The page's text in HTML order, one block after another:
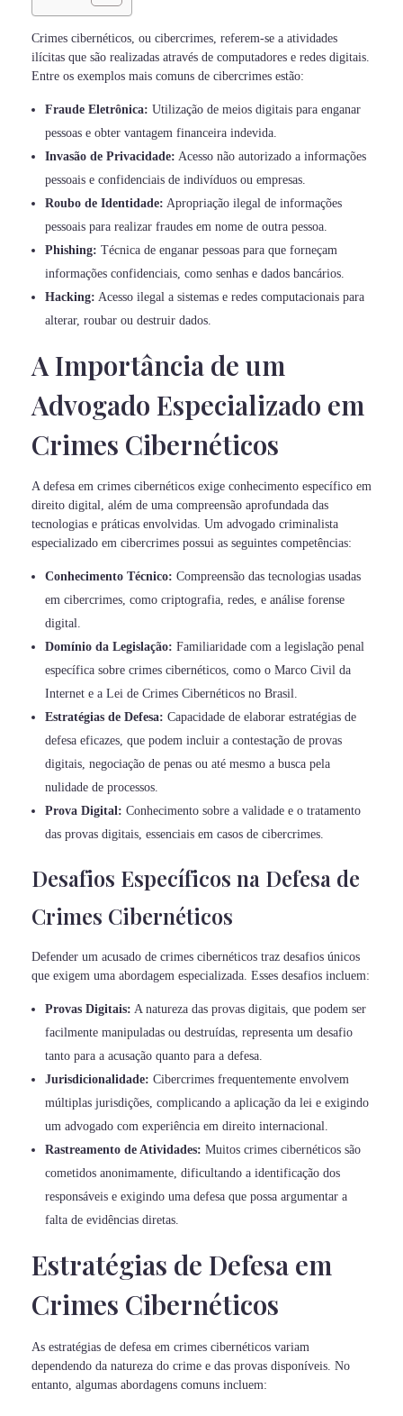
Crimes cibernéticos, ou cibercrimes, referem-se a atividades
ilícitas que são realizadas através de computadores e redes digitais.
Entre os exemplos mais comuns de cibercrimes estão:
Fraude Eletrônica: Utilização de meios digitais para enganar
pessoas e obter vantagem financeira indevida.
Invasão de Privacidade: Acesso não autorizado a informações
pessoais e confidenciais de indivíduos ou empresas.
Roubo de Identidade: Apropriação ilegal de informações
pessoais para realizar fraudes em nome de outra pessoa.
Phishing: Técnica de enganar pessoas para que forneçam
informações confidenciais, como senhas e dados bancários.
Hacking: Acesso ilegal a sistemas e redes computacionais para
alterar, roubar ou destruir dados.
A Importância de um
Advogado Especializado em
Crimes Cibernéticos
A defesa em crimes cibernéticos exige conhecimento específico em
direito digital, além de uma compreensão aprofundada das
tecnologias e práticas envolvidas. Um advogado criminalista
especializado em cibercrimes possui as seguintes competências:
Conhecimento Técnico: Compreensão das tecnologias usadas
em cibercrimes, como criptografia, redes, e análise forense
digital.
Domínio da Legislação: Familiaridade com a legislação penal
específica sobre crimes cibernéticos, como o Marco Civil da
Internet e a Lei de Crimes Cibernéticos no Brasil.
Estratégias de Defesa: Capacidade de elaborar estratégias de
defesa eficazes, que podem incluir a contestação de provas
digitais, negociação de penas ou até mesmo a busca pela
nulidade de processos.
Prova Digital: Conhecimento sobre a validade e o tratamento
das provas digitais, essenciais em casos de cibercrimes.
Desafios Específicos na Defesa de
Crimes Cibernéticos
Defender um acusado de crimes cibernéticos traz desafios únicos
que exigem uma abordagem especializada. Esses desafios incluem:
Provas Digitais: A natureza das provas digitais, que podem ser
facilmente manipuladas ou destruídas, representa um desafio
tanto para a acusação quanto para a defesa.
Jurisdicionalidade: Cibercrimes frequentemente envolvem
múltiplas jurisdições, complicando a aplicação da lei e exigindo
um advogado com experiência em direito internacional.
Rastreamento de Atividades: Muitos crimes cibernéticos são
cometidos anonimamente, dificultando a identificação dos
responsáveis e exigindo uma defesa que possa argumentar a
falta de evidências diretas.
Estratégias de Defesa em
Crimes Cibernéticos
As estratégias de defesa em crimes cibernéticos variam
dependendo da natureza do crime e das provas disponíveis. No
entanto, algumas abordagens comuns incluem: